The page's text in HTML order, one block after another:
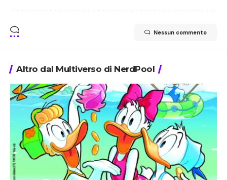
Nessun commento
Altro dal Multiverso di NerdPool